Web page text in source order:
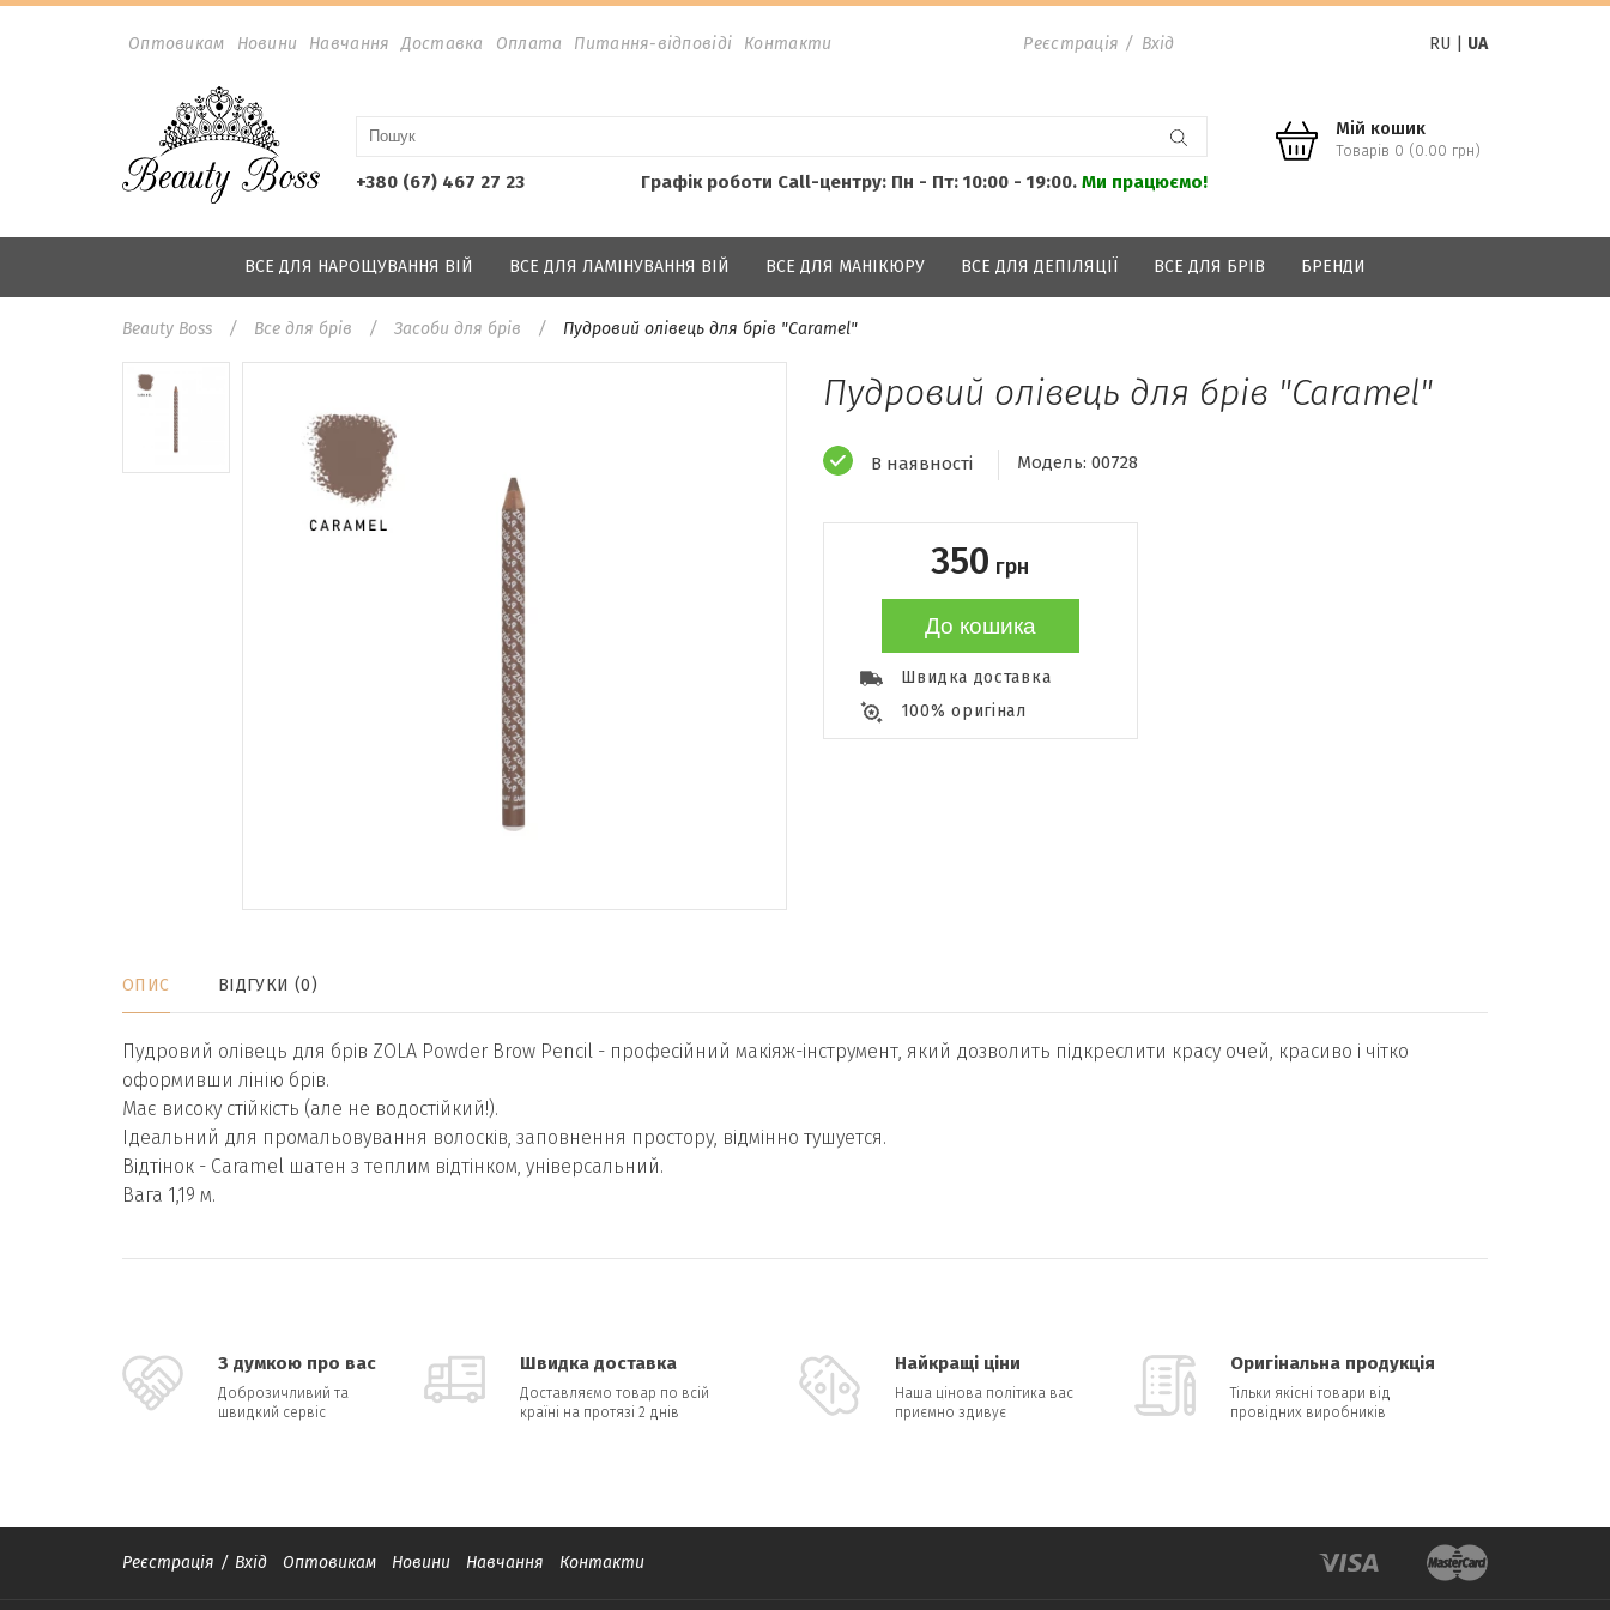
Оптовикам Новини Навчання Доставка Оплата Питання-відповіді Контакти Реєстрація / Вхід RU UA
+380 (67) 467 27 23 Графік роботи Call-центру: Пн - Пт: 10:00 - 19:00. Ми працюємо!
Мій кошик
Товарів 0 (0.00 грн)
ВСЕ ДЛЯ НАРОЩУВАННЯ ВІЙ ВСЕ ДЛЯ ЛАМІНУВАННЯ ВІЙ ВСЕ ДЛЯ МАНІКЮРУ ВСЕ ДЛЯ ДЕПІЛЯЦІЇ ВСЕ ДЛЯ БРІВ БРЕНДИ
Beauty Boss Все для брів Засоби для брів Пудровий олівець для брів "Caramel"
Пудровий олівець для брів "Caramel"
В наявності Модель: 00728
350 грн
До кошика
Швидка доставка
100% оригінал
ОПИС ВІДГУКИ (0)
Пудровий олівець для брів ZOLA Powder Brow Pencil - професійний макіяж-інструмент, який дозволить підкреслити красу очей, красиво і чітко
оформивши лінію брів.
Має високу стійкість (але не водостійкий!).
Ідеальний для промальовування волосків, заповнення простору, відмінно тушуется.
Відтінок - Caramel шатен з теплим відтінком, універсальний.
Вага 1,19 м.
З думкою про вас
Доброзичливий та
швидкий сервіс
Швидка доставка
Доставляємо товар по всій
країні на протязі 2 днів
Найкращі ціни
Наша цінова політика вас
приємно здивує
Оригінальна продукція
Тільки якісні товари від
провідних виробників
Реєстрація / Вхід Оптовикам Новини Навчання Контакти